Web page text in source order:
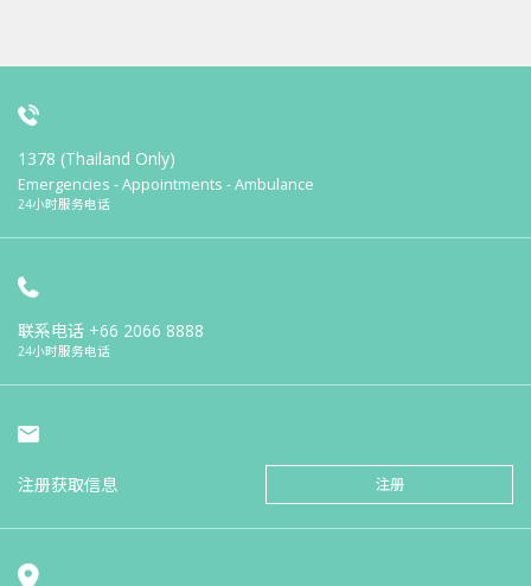
1378 (Thailand Only)
Emergencies - Appointments - Ambulance
24小时服务电话
联系电话 +66 2066 8888
24小时服务电话
注册获取信息 注册